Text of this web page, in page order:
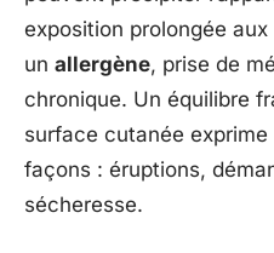
exposition prolongée
un allergène, prise de
chronique. Un équilibre
surface cutanée
façons : éruptions,
sécheresse.